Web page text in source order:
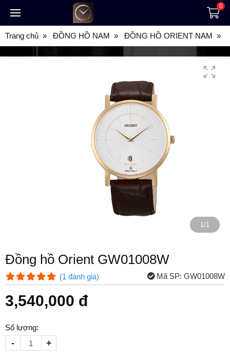
0
Trang chủ ĐỒNG HỒ NAM ĐỒNG HỒ ORIENT NAM
1/1
Đồng hồ Orient GW01008W
(1 đánh giá) Mã SP: GW01008W
3,540,000 đ
Số lượng:
- +